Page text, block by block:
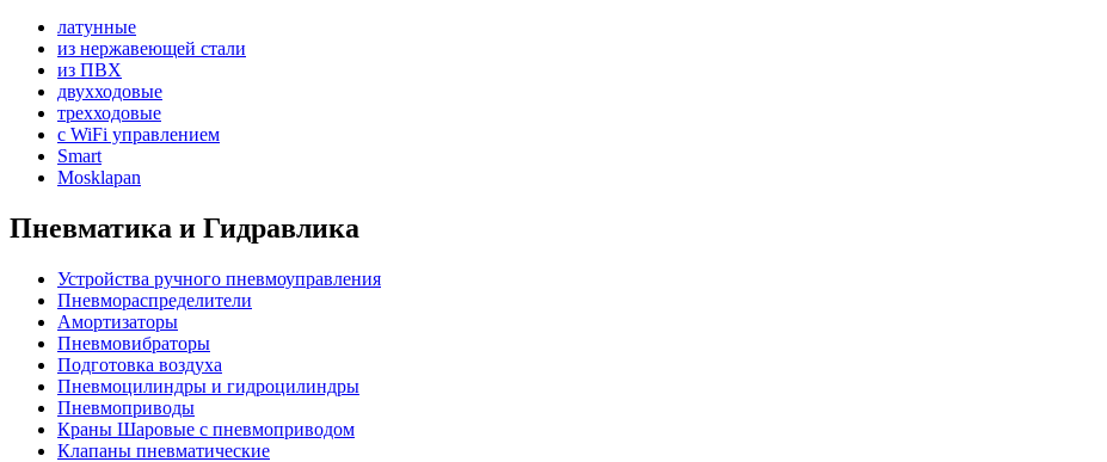
латунные
из нержавеющей стали
из ПВХ
двухходовые
трехходовые
с WiFi управлением
Smart
Mosklapan
Пневматика и Гидравлика
Устройства ручного пневмоуправления
Пневмораспределители
Амортизаторы
Пневмовибраторы
Подготовка воздуха
Пневмоцилиндры и гидроцилиндры
Пневмоприводы
Краны Шаровые с пневмоприводом
Клапаны пневматические